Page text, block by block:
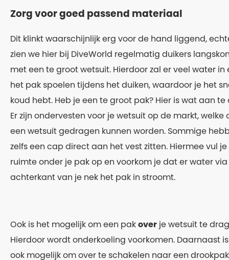
Zorg voor goed passend materiaal
Dit klinkt waarschijnlijk erg voor de hand liggend,
zien we hier bij DiveWorld regelmatig duikers
met een te groot wetsuit. Hierdoor zal er veel water in
het pak spoelen tijdens het duiken, waardoor je het
koud hebt. Heb je een te groot pak? Hier is wat aan te
Er zijn ondervesten voor je wetsuit op de markt, welke
een wetsuit gedragen kunnen worden. Sommige
zelfs een cap direct aan het vest zitten. Hiermee vul
ruimte onder je pak op en voorkom je dat er water
achterkant van je nek het pak in stroomt.
Ook is het mogelijk om een pakover je wetsuit te
Hierdoor wordt onderkoeling voorkomen. Daarnaast
ook mogelijk om over te schakelen naar een drookpak